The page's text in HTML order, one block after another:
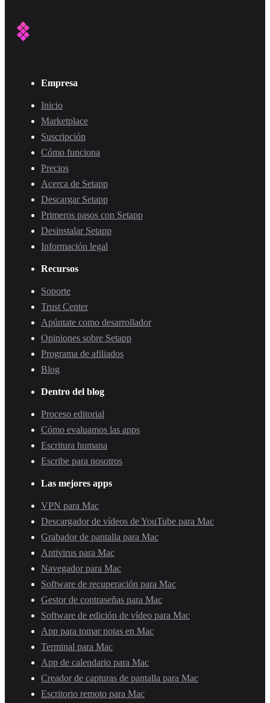
Empresa
Inicio
Marketplace
Suscripción
Cómo funciona
Precios
Acerca de Setapp
Descargar Setapp
Primeros pasos con Setapp
Desinstalar Setapp
Información legal
Recursos
Soporte
Trust Center
Apúntate como desarrollador
Opiniones sobre Setapp
Programa de afiliados
Blog
Dentro del blog
Proceso editorial
Cómo evaluamos las apps
Escritura humana
Escribe para nosotros
Las mejores apps
VPN para Mac
Descargador de vídeos de YouTube para Mac
Grabador de pantalla para Mac
Antivirus para Mac
Navegador para Mac
Software de recuperación para Mac
Gestor de contraseñas para Mac
Software de edición de vídeo para Mac
App para tomar notas en Mac
Terminal para Mac
App de calendario para Mac
Creador de capturas de pantalla para Mac
Escritorio remoto para Mac